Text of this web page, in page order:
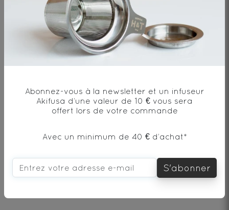
Th� Oolong* - Origine Chine
0€
DÉCOUVRIR
1
2
3
4
5
Abonnez-vous à la newsletter et un infuseur
Akifusa d’une valeur de 10 € vous sera
offert lors de votre commande
Avec un minimum de 40 € d’achat*
S'abonner